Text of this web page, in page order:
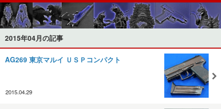
2015年04月の記事
AG269 東京マルイ ＵＳＰコンパクト
2015.04.29